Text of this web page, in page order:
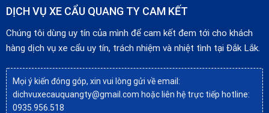
DỊCH VỤ XE CẨU QUANG TY CAM KẾT
Chúng tôi dùng uy tín của mình để cam kết đem tới cho khách
hàng dịch vụ xe cẩu uy tín, trách nhiệm và nhiệt tình tại Đắk Lắk.
Mọi ý kiến đóng góp, xin vui lòng gửi về email:
dichvuxecauquangty@gmail.com hoặc liên hệ trực tiếp hotline:
0935.956.518